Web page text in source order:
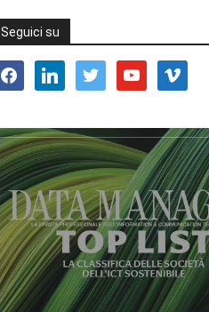
Seguici su
facebooklinkedin twitter youtube vimeo